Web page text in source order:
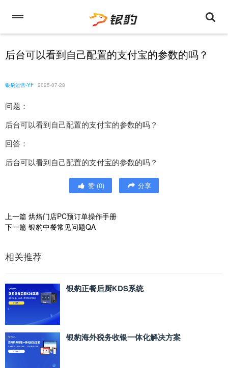
后台可以看到自己配置的支付宝的参数的吗？
银豹运营-YF 2025-07-28
问题：
后台可以看到自己配置的支付宝的参数的吗？
回答：
后台可以看到自己配置的支付宝的参数的吗？
赞 (0) 分享
上一篇 烘焙门店PC预订单操作手册
下一篇 银豹中餐常见问题QA
相关推荐
银豹正餐后厨KDS系统
银豹海外税务收银一体化解决方案